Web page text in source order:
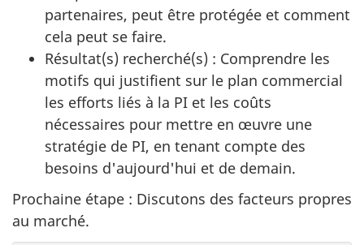
partenaires, peut être protégée et comment
cela peut se faire.
Résultat(s) recherché(s) : Comprendre les
motifs qui justifient sur le plan commercial
les efforts liés à la PI et les coûts
nécessaires pour mettre en œuvre une
stratégie de PI, en tenant compte des
besoins d'aujourd'hui et de demain.
Prochaine étape : Discutons des facteurs propres
au marché.